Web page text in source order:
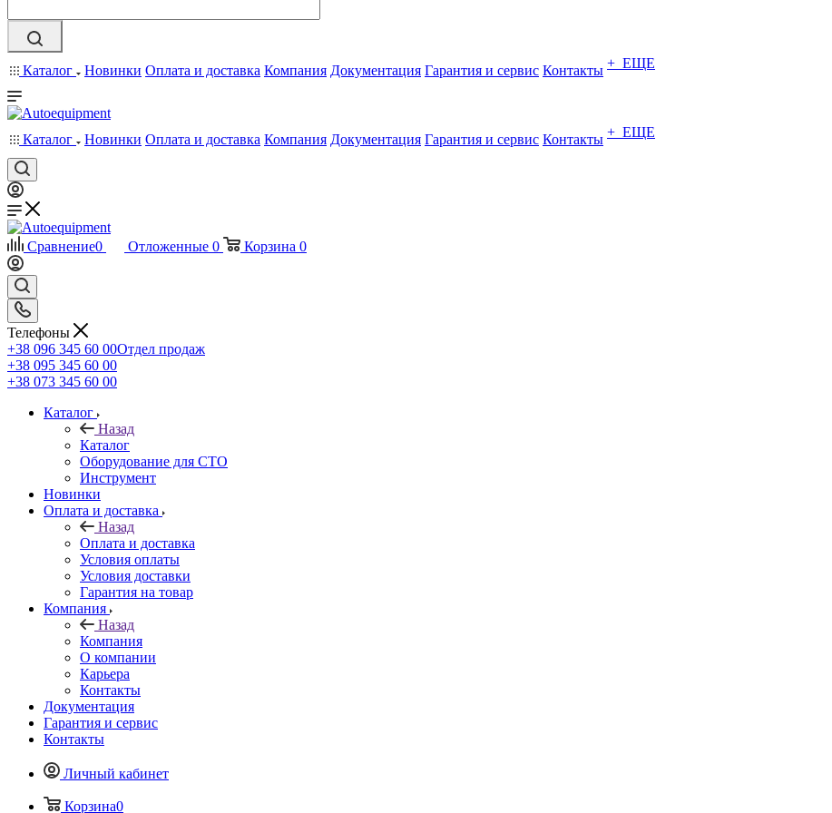
Каталог Новинки Оплата и доставка Компания Документация Гарантия и сервис Контакты + ЕЩЕ
Каталог Новинки Оплата и доставка Компания Документация Гарантия и сервис Контакты + ЕЩЕ
Сравнение0 Отложенные 0 Корзина 0
Телефоны
+38 096 345 60 00Отдел продаж
+38 095 345 60 00
+38 073 345 60 00
Каталог
Назад
Каталог
Оборудование для СТО
Инструмент
Новинки
Оплата и доставка
Назад
Оплата и доставка
Условия оплаты
Условия доставки
Гарантия на товар
Компания
Назад
Компания
О компании
Карьера
Контакты
Документация
Гарантия и сервис
Контакты
Личный кабинет
Корзина0